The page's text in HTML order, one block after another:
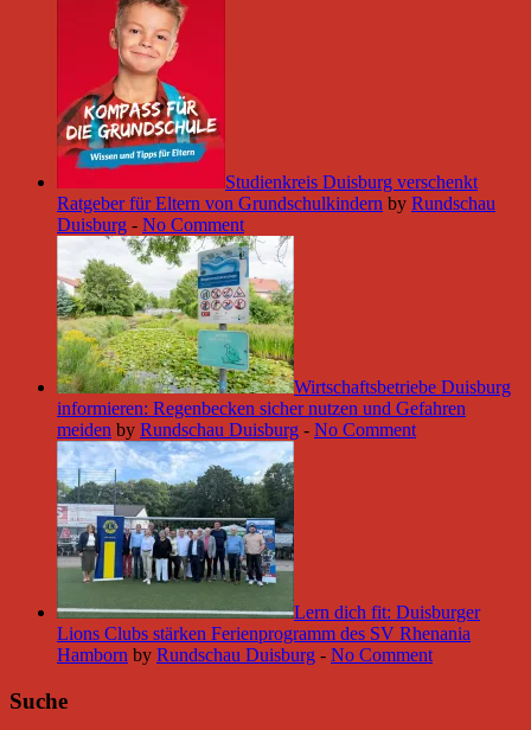
Studienkreis Duisburg verschenkt
Ratgeber für Eltern von Grundschulkindern by Rundschau
Duisburg - No Comment
Wirtschaftsbetriebe Duisburg
informieren: Regenbecken sicher nutzen und Gefahren
meiden by Rundschau Duisburg - No Comment
Lern dich fit: Duisburger
Lions Clubs stärken Ferienprogramm des SV Rhenania
Hamborn by Rundschau Duisburg - No Comment
Suche